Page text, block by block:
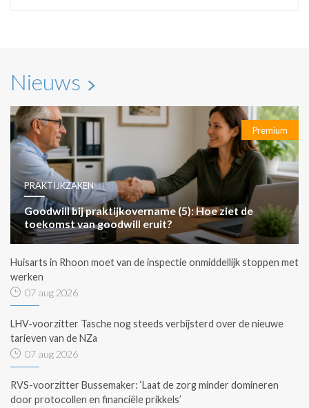
Nieuws
Premium
PRAKTIJKZAKEN
Goodwill bij praktijkovername (5): Hoe ziet de
toekomst van goodwill eruit?
Huisarts in Rhoon moet van de inspectie onmiddellijk stoppen met
werken
07 aug 2026
LHV-voorzitter Tasche nog steeds verbijsterd over de nieuwe
tarieven van de NZa
07 aug 2026
RVS-voorzitter Bussemaker: ‘Laat de zorg minder domineren
door protocollen en financiële prikkels’